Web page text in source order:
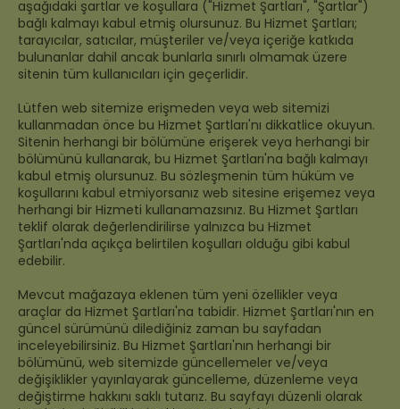
aşağıdaki şartlar ve koşullara ("Hizmet Şartları", "Şartlar")
bağlı kalmayı kabul etmiş olursunuz. Bu Hizmet Şartları;
tarayıcılar, satıcılar, müşteriler ve/veya içeriğe katkıda
bulunanlar dahil ancak bunlarla sınırlı olmamak üzere
sitenin tüm kullanıcıları için geçerlidir.
Lütfen web sitemize erişmeden veya web sitemizi
kullanmadan önce bu Hizmet Şartları'nı dikkatlice okuyun.
Sitenin herhangi bir bölümüne erişerek veya herhangi bir
bölümünü kullanarak, bu Hizmet Şartları'na bağlı kalmayı
kabul etmiş olursunuz. Bu sözleşmenin tüm hüküm ve
koşullarını kabul etmiyorsanız web sitesine erişemez veya
herhangi bir Hizmeti kullanamazsınız. Bu Hizmet Şartları
teklif olarak değerlendirilirse yalnızca bu Hizmet
Şartları'nda açıkça belirtilen koşulları olduğu gibi kabul
edebilir.
Mevcut mağazaya eklenen tüm yeni özellikler veya
araçlar da Hizmet Şartları'na tabidir. Hizmet Şartları'nın en
güncel sürümünü dilediğiniz zaman bu sayfadan
inceleyebilirsiniz. Bu Hizmet Şartları'nın herhangi bir
bölümünü, web sitemizde güncellemeler ve/veya
değişiklikler yayınlayarak güncelleme, düzenleme veya
değiştirme hakkını saklı tutarız. Bu sayfayı düzenli olarak